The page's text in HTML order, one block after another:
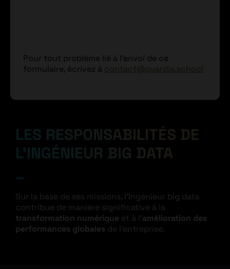
Pour tout problème lié à l'envoi de ce
formulaire, écrivez à contact@guardia.school
LES RESPONSABILITÉS DE
L’INGÉNIEUR BIG DATA
Sur la base de ses missions, l’Ingénieur big data
contribue de manière significative à la
transformation numérique et à l’amélioration des
performances globales de l’entreprise.